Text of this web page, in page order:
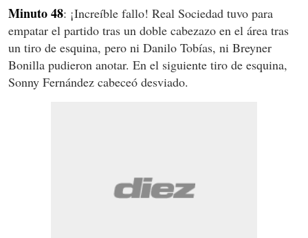
Minuto 48: ¡Increíble fallo! Real Sociedad tuvo para
empatar el partido tras un doble cabezazo en el área tras
un tiro de esquina, pero ni Danilo Tobías, ni Breyner
Bonilla pudieron anotar. En el siguiente tiro de esquina,
Sonny Fernández cabeceó desviado.